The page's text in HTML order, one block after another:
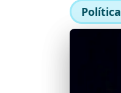
Política